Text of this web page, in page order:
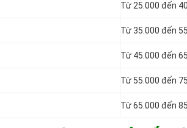
Từ 25.000 đến
Từ 35.000 đến
Từ 45.000 đến
Từ 55.000 đến
Từ 65.000 đến